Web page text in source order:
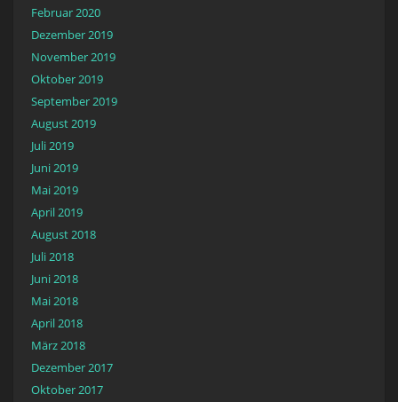
Februar 2020
Dezember 2019
November 2019
Oktober 2019
September 2019
August 2019
Juli 2019
Juni 2019
Mai 2019
April 2019
August 2018
Juli 2018
Juni 2018
Mai 2018
April 2018
März 2018
Dezember 2017
Oktober 2017